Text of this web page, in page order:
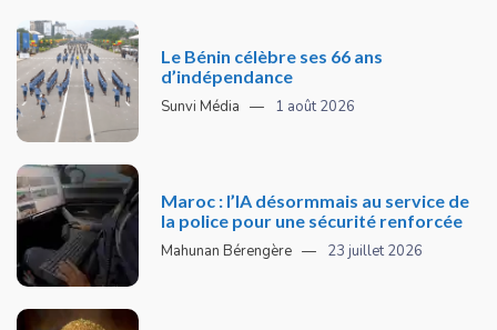
Le Bénin célèbre ses 66 ans
d’indépendance
Sunvi Média 1 août 2026
Maroc : l’IA désormmais au service de
la police pour une sécurité renforcée
Mahunan Bérengère 23 juillet 2026